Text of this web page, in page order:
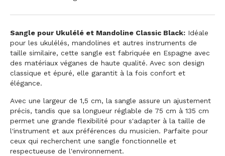
Sangle pour Ukulélé et Mandoline Classic Black: Idéale
pour les ukulélés, mandolines et autres instruments de
taille similaire, cette sangle est fabriquée en Espagne avec
des matériaux véganes de haute qualité. Avec son design
classique et épuré, elle garantit à la fois confort et
élégance.
Avec une largeur de 1,5 cm, la sangle assure un ajustement
précis, tandis que sa longueur réglable de 75 cm à 135 cm
permet une grande flexibilité pour s'adapter à la taille de
l'instrument et aux préférences du musicien. Parfaite pour
ceux qui recherchent une sangle fonctionnelle et
respectueuse de l'environnement.